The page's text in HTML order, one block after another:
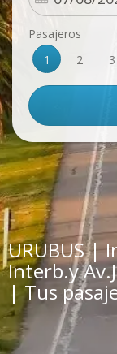
Pasajeros
1
2 3
URUBUS |
Interb.y
| Tus